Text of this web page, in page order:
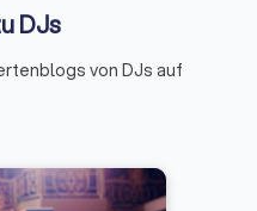
DJs
von DJs auf